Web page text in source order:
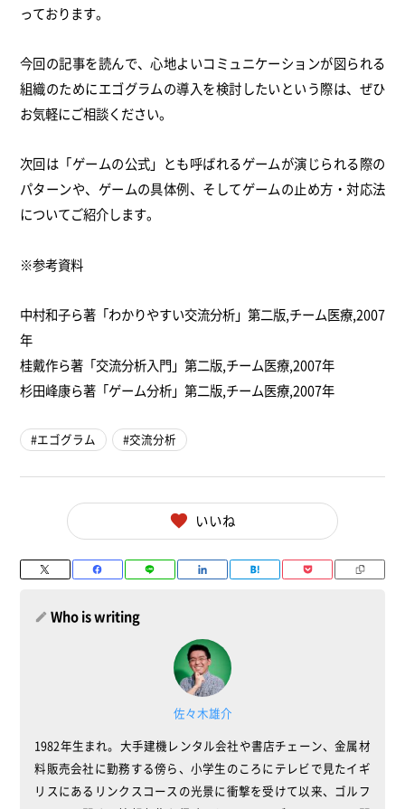
っております。
今回の記事を読んで、心地よいコミュニケーションが図られる
組織のためにエゴグラムの導入を検討したいという際は、ぜひ
お気軽にご相談ください。
次回は「ゲームの公式」とも呼ばれるゲームが演じられる際の
パターンや、ゲームの具体例、そしてゲームの止め方・対応法
についてご紹介します。
※参考資料
中村和子ら著「わかりやすい交流分析」第二版,チーム医療,2007
年
桂戴作ら著「交流分析入門」第二版,チーム医療,2007年
杉田峰康ら著「ゲーム分析」第二版,チーム医療,2007年
エゴグラム 交流分析
いいね
Who is writing
佐々木雄介
1982年生まれ。大手建機レンタル会社や書店チェーン、金属材
料販売会社に勤務する傍ら、小学生のころにテレビで見たイギ
リスにあるリンクスコースの光景に衝撃を受けて以来、ゴルフ